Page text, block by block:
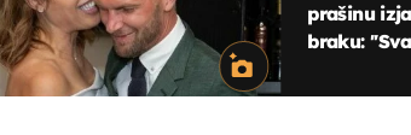
prašinu
braku: